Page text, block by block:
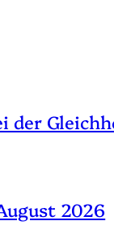
der
2026